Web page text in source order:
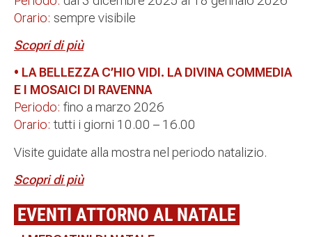
Orario: sempre visibile
Scopri di più
• LA BELLEZZA C’HIO VIDI. LA DIVINA COMMEDIA
E I MOSAICI DI RAVENNA
Periodo: fino a marzo 2026
Orario: tutti i giorni 10.00 – 16.00
Visite guidate alla mostra nel periodo natalizio.
Scopri di più
EVENTI ATTORNO AL NATALE